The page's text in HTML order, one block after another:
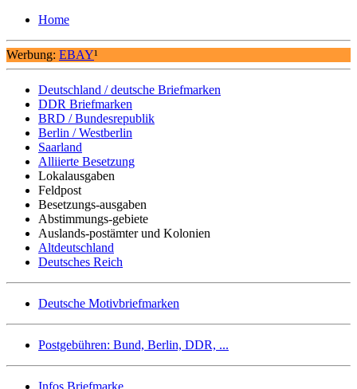
Home
Werbung: EBAY¹
Deutschland / deutsche Briefmarken
DDR Briefmarken
BRD / Bundesrepublik
Berlin / Westberlin
Saarland
Alliierte Besetzung
Lokalausgaben
Feldpost
Besetzungs-ausgaben
Abstimmungs-gebiete
Auslands-postämter und Kolonien
Altdeutschland
Deutsches Reich
Deutsche Motivbriefmarken
Postgebühren: Bund, Berlin, DDR, ...
Infos Briefmarke